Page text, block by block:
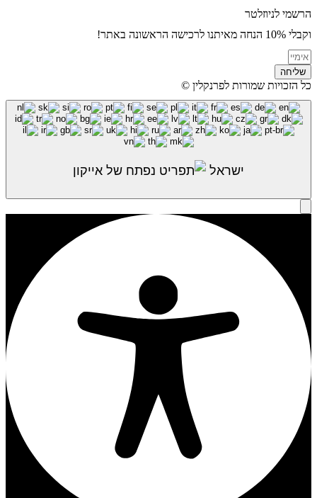
הרשמי לניוזלטר
וקבלי 10% הנחה מאיתנו לרכישה הראשונה באתר!
שליחה
כל הזכויות שמורות לפרנקלין ©
ישראל